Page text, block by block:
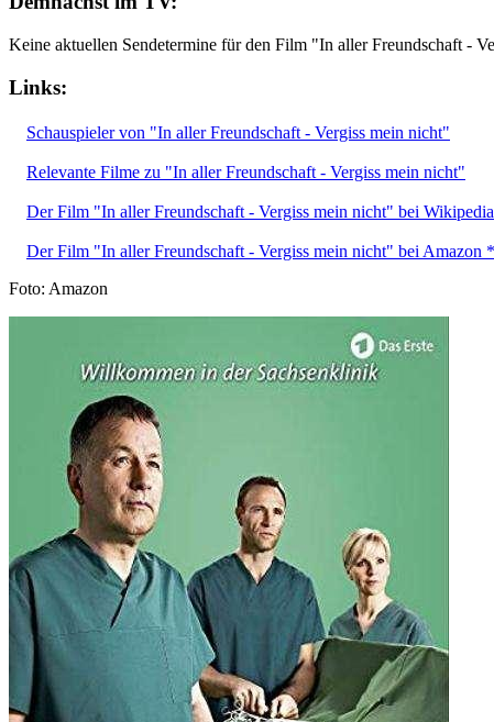
Keine aktuellen Sendetermine für den Film "In aller Freundschaft -
Links:
Schauspieler von "In aller Freundschaft - Vergiss mein nicht"
Relevante Filme zu "In aller Freundschaft - Vergiss mein nicht"
Der Film "In aller Freundschaft - Vergiss mein nicht" bei Wikipedia
Der Film "In aller Freundschaft - Vergiss mein nicht" bei Amazon *
Foto: Amazon